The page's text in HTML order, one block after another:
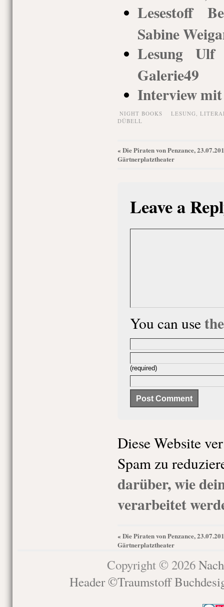
Lesestoff
Sabine
Lesung Ulf
Galerie49
Interview
NIGHT BOOKS LESUNG,
DÜBELL
« Die Piraten von Penzance,
Gärtnerplatztheater
Leave a
You can use
(required)
Diese Website
Spam zu
darüber, wie
verarbeitet
« Die Piraten von Penzance,
Gärtnerplatztheater
Copyright © 2026
Header ©Traumstoff